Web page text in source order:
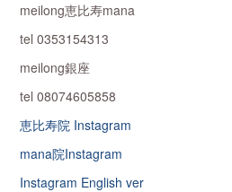
meilong恵比寿mana
tel 0353154313
meilong銀座
tel 08074605858
恵比寿院 Instagram
mana院Instagram
Instagram English ver